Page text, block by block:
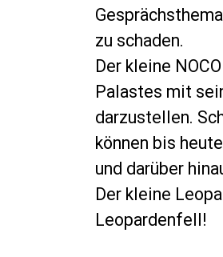
zu schaden.
Der kleine
Palastes mit
darzustellen.
können bis
und darüber
Der kleine
Leopardenfell!